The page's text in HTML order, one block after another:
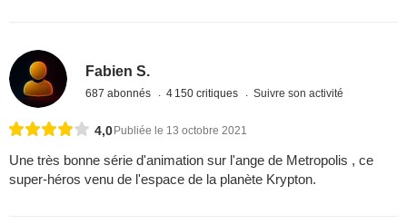
Fabien S.
687 abonnés 4 150 critiques Suivre son activité
4,0 Publiée le 13 octobre 2021
Une très bonne série d'animation sur l'ange de Metropolis , ce
super-héros venu de l'espace de la planète Krypton.